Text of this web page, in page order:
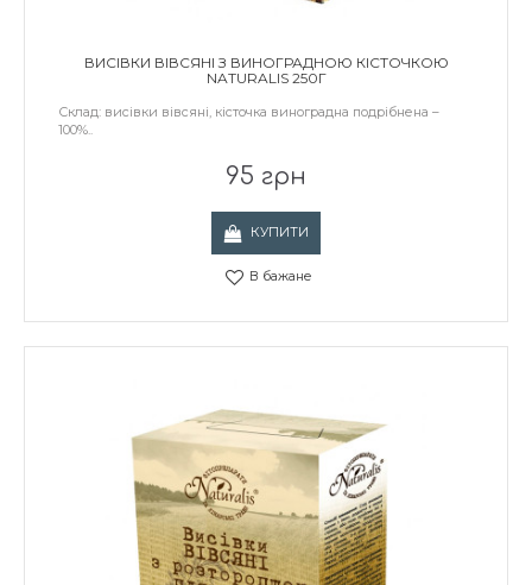
ВИСІВКИ ВІВСЯНІ З ВИНОГРАДНОЮ КІСТОЧКОЮ
NATURALIS 250Г
Склад: висівки вівсяні, кісточка виноградна подрібнена –
100%..
95 грн
КУПИТИ
В бажане